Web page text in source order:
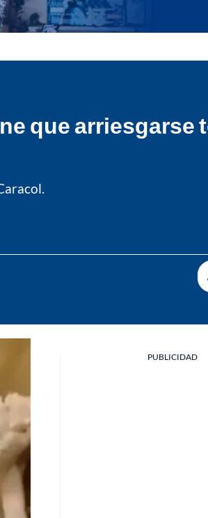
que arriesgarse
PUBLICIDAD